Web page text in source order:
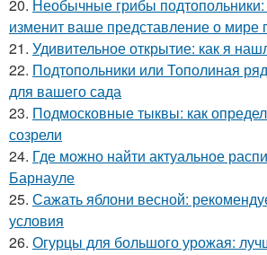
20. Необычные грибы подтопольники:
изменит ваше представление о мире
21. Удивительное открытие: как я
22. Подтопольники или Тополиная
для вашего сада
23. Подмосковные тыквы: как
созрели
24. Где можно найти актуальное
Барнауле
25. Сажать яблони весной:
условия
26. Огурцы для большого урожая: